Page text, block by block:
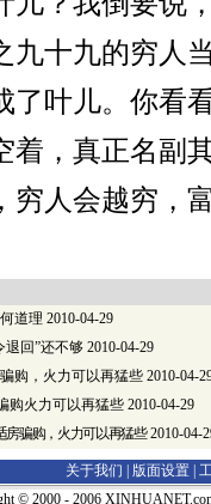
九十九的穷人
了叶儿。你看
着，真正名副
穷人会越穷，
道理 2010-04-29
退回”还不够 2010-04-29
购，火力可以再猛些 2010-04-
购火力可以再猛些 2010-04-29
房骗购，火力可以再猛些2010-04-
关于我们 | 版面设置
© 2000 - 2006